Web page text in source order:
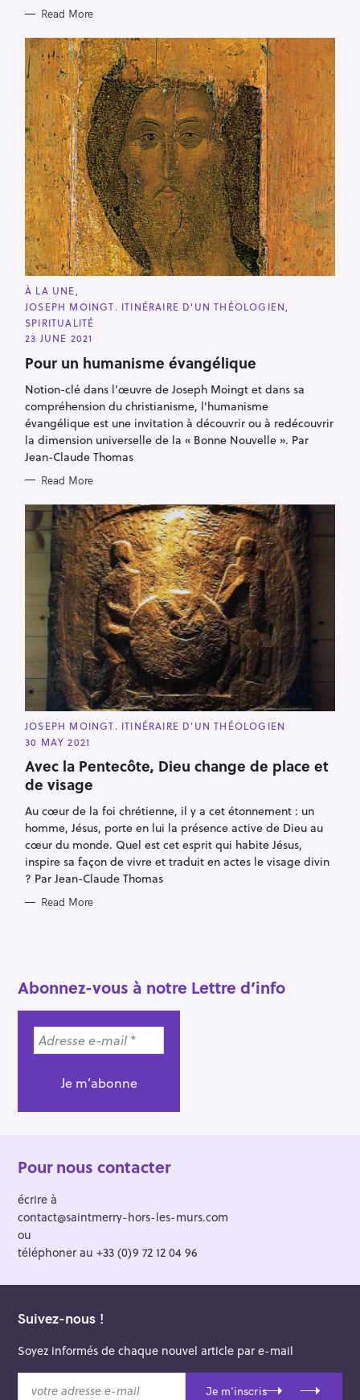
Read More
C
A
T
E
G
O
I
E
S
À LA UNE
JOSEPH MOINGT. ITINÉRAIRE D'UN THÉOLOGIEN
SPIRITUALITÉ
23 JUNE 2021
Pour un humanisme évangélique
Notion-clé dans l’œuvre de Joseph Moingt et dans sa
compréhension du christianisme, l'humanisme
évangélique est une invitation à découvrir ou à redécouvrir
la dimension universelle de la « Bonne Nouvelle ». Par
Jean-Claude Thomas
Read More
C
T
G
O
R
E
S
JOSEPH MOINGT. ITINÉRAIRE D'UN THÉOLOGIEN
30 MAY 2021
Avec la Pentecôte, Dieu change de place et
de visage
Au cœur de la foi chrétienne, il y a cet étonnement : un
homme, Jésus, porte en lui la présence active de Dieu au
cœur du monde. Quel est cet esprit qui habite Jésus,
inspire sa façon de vivre et traduit en actes le visage divin
? Par Jean-Claude Thomas
Read More
Abonnez-vous à notre Lettre d’info
Pour nous contacter
écrire à
contact@saintmerry-hors-les-murs.com
ou
téléphoner au +33 (0)9 72 12 04 96
Suivez-nous !
Soyez informés de chaque nouvel article par e-mail
Je m'inscris